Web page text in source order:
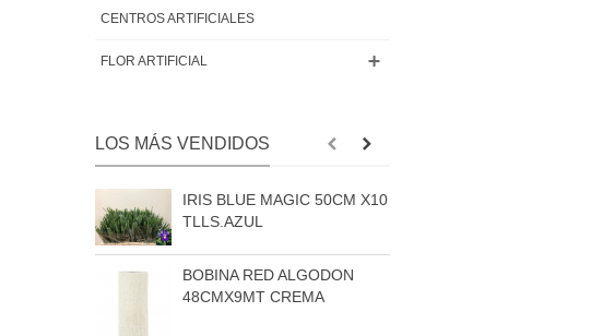
CENTROS ARTIFICIALES
FLOR ARTIFICIAL
LOS MÁS VENDIDOS
IRIS BLUE MAGIC 50CM X10
TLLS.AZUL
BOBINA RED ALGODON
48CMX9MT CREMA